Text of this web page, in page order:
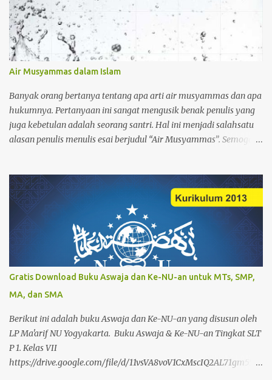
Muzah yang boleh dipakai tanpa harus melepasnya ketika akan
meakukaan wudhu atau ibadah haruslah kuat. Dan tidak
meresap apabila muzah tersebut terkena air (kedap air). Kedua,
menutupi sampai mata kaki. Muzah yang boleh dipakai tanpa
harus melepasnya dan cukup dengan diusap saja, yaitu: harus
menutupi bagian ujung kaki hingga mata kaki. Hal ini disebabkan
karena mata kaki termasuk dalam syarat sahnya wudhu yang
dilakukan seseorang. Pemakaian muzah ini dilakukan ketika
seseorang telah melakukan bersuci secara semp...
Air Musyammas dalam Islam
Banyak orang bertanya tentang apa arti air musyammas dan apa
hukumnya. Pertanyaan ini sangat mengusik benak penulis yang
juga kebetulan adalah seorang santri. Hal ini menjadi salahsatu
alasan penulis menulis esai berjudul “Air Musyammas”. Semoga
belum mempelajari ilmu fiqih dengan sempurna. Dari segi
bahasa, Air Musyammas berasal dari kata syams yang artinya
matahari. Sedangkan musyammas adalah isim maf’ul yang
dalam ilmu nahwu shorof berarti objek dari pekerjaan. Yang
dimaksudkan objek di sini adalah air yang terkena sinar
matahari. Sedangkan secara istilah, Air Musyammas adalah air
yang terkena sinar matahari dalam sebuah bejana yang terbuat
dari logam. Hukum air ini adalah suci mensucikan, tapi makruh
jika digunakan untuk berwudlu atau mandi. Tetapi tidak makruh
untuk mencuci pakaian. Menurut syara’ air yang dipanaskan pada
sinar matahari dalam tempat yang te...
Gratis Download Buku Aswaja dan Ke-NU-an untuk MTs, SMP,
MA, dan SMA
Berikut ini adalah buku Aswaja dan Ke-NU-an yang disusun oleh
LP Ma'arif NU Yogyakarta. Buku Aswaja & Ke-NU-an Tingkat SLT
P 1. Kelas VII
https://drive.google.com/file/d/11vsVA8voV1CxMscIQ2AL71gm55ra